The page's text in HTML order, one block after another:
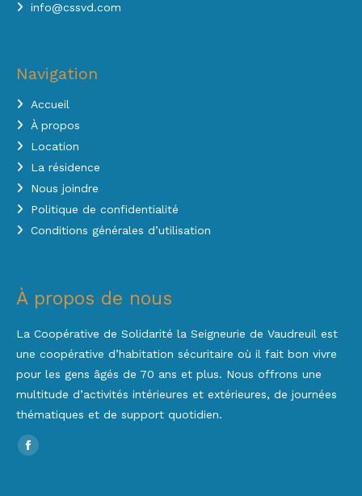
info@cssvd.com
Navigation
Accueil
À propos
Location
La résidence
Nous joindre
Politique de confidentialité
Conditions générales d’utilisation
À propos de nous
La Coopérative de Solidarité la Seigneurie de Vaudreuil est
une coopérative d’habitation sécuritaire où il fait bon vivre
pour les gens âgés de 70 ans et plus. Nous offrons une
multitude d’activités intérieures et extérieures, de journées
thématiques et de support quotidien.
Trouvez nous sur :
Facebook